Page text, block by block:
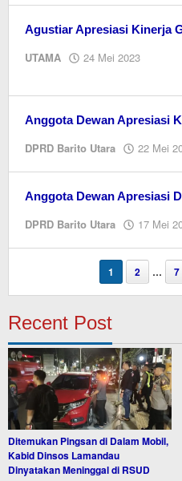
Agustiar Apresiasi Kinerja
UTAMA 24 Mei 2023
Anggota Dewan Apresiasi
DPRD Barito Utara 22 Mei
Anggota Dewan Apresiasi
DPRD Barito Utara 17 Mei
1 2 … 7
Recent Post
Ditemukan Pingsan di Dalam Mobil,
Kabid Dinsos Lamandau
Dinyatakan Meninggal di RSUD